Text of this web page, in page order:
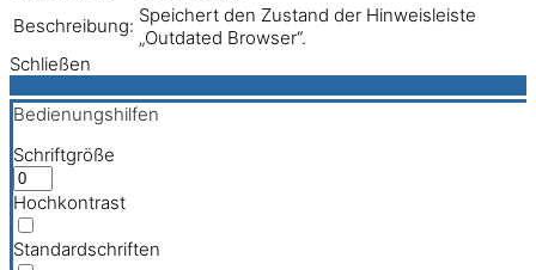
Beschreibung: Speichert den Zustand der Hinweisleiste
„Outdated Browser“.
Schließen
Bedienungshilfen
Schriftgröße
Hochkontrast
Standardschriften